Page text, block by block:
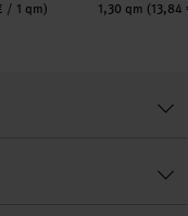
/ 1 qm) Inhalt:
1,30 qm (13,84